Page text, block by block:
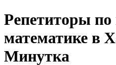
Репетиторы
математике в
Минутка